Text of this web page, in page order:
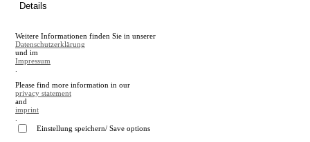
en
A
A
Details
Weitere Informationen finden Sie in unserer
Datenschutzerklärung
und im
Impressum
Please find more information in our
privacy statement
and
imprint
Einstellung speichern/ Save options